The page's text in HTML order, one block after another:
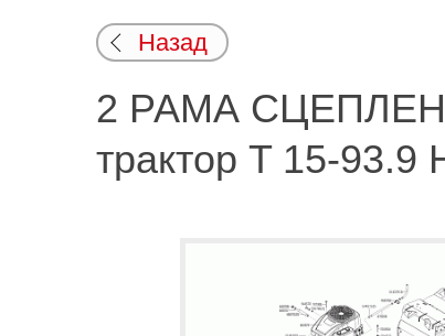
Назад
2 РАМА
трактор T 15-93.9